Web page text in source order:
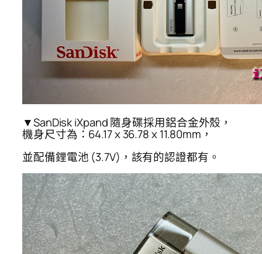
▼SanDisk iXpand 隨身碟採用鋁合金外殼，
機身尺寸為：64.17 x 36.78 x 11.80mm，
並配備鋰電池 (3.7V)，該有的認證都有。